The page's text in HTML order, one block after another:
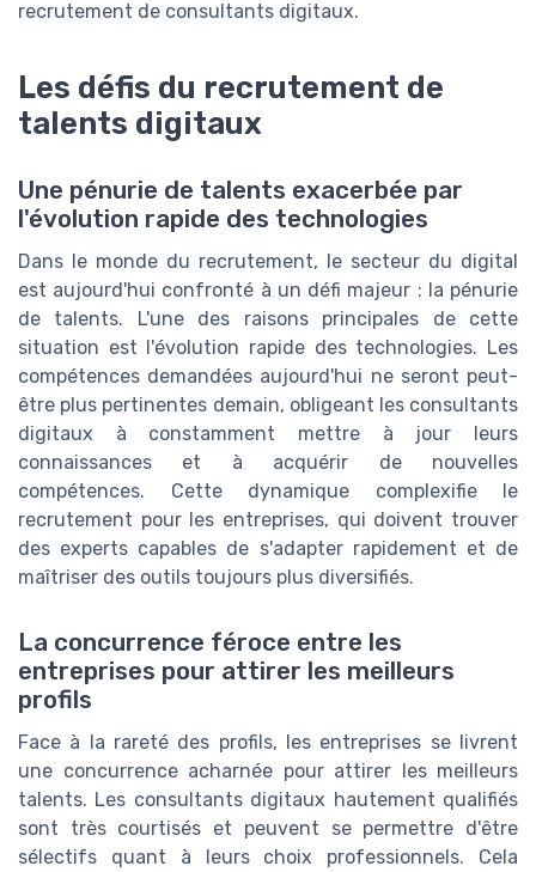
recrutement de consultants digitaux.
Les défis du recrutement de
talents digitaux
Une pénurie de talents exacerbée par
l'évolution rapide des technologies
Dans le monde du recrutement, le secteur du digital
est aujourd'hui confronté à un défi majeur : la pénurie
de talents. L'une des raisons principales de cette
situation est l'évolution rapide des technologies. Les
compétences demandées aujourd'hui ne seront peut-
être plus pertinentes demain, obligeant les consultants
digitaux à constamment mettre à jour leurs
connaissances et à acquérir de nouvelles
compétences. Cette dynamique complexifie le
recrutement pour les entreprises, qui doivent trouver
des experts capables de s'adapter rapidement et de
maîtriser des outils toujours plus diversifiés.
La concurrence féroce entre les
entreprises pour attirer les meilleurs
profils
Face à la rareté des profils, les entreprises se livrent
une concurrence acharnée pour attirer les meilleurs
talents. Les consultants digitaux hautement qualifiés
sont très courtisés et peuvent se permettre d'être
sélectifs quant à leurs choix professionnels. Cela